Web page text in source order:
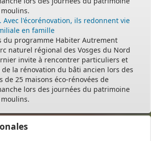
Avec l'écorénovation, ils redonnent vie
en famille
du programme Habiter Autrement
naturel régional des Vosges du Nord
invite à rencontrer particuliers et
la rénovation du bâti ancien lors des
de 25 maisons éco-rénovées de
lors des journées du patrimoine